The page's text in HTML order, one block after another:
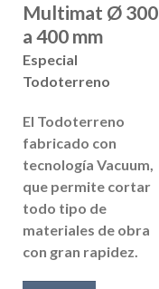
Multimat Ø 300
a 400 mm
Especial
Todoterreno
El Todoterreno
fabricado con
tecnología Vacuum,
que permite cortar
todo tipo de
materiales de obra
con gran rapidez.